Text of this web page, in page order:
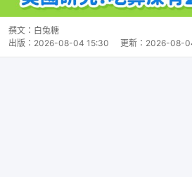
撰文： 白兔糖
出版： 2026-08-04 15:30 更新： 2026-08-